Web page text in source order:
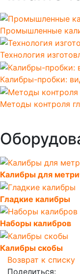
Промышленные
Технология
Калибры-пробки:
Методы контроля
Калибры для
Гладкие калибры
Наборы калибров
Калибры скобы
Возврат к списку
Поделиться: